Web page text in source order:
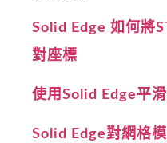
Solid Edge 如何將
對座標
使用Solid Edge平
Solid Edge對網格